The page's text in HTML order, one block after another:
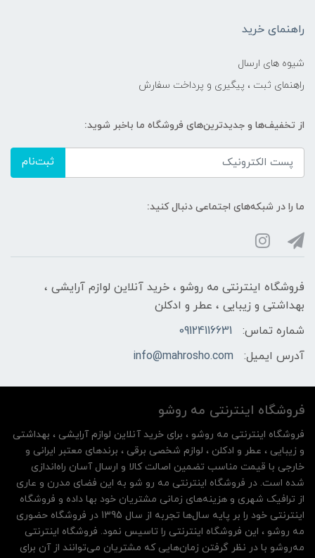
راهنمای خرید
شیوه های ارسال
راهنمای ثبت ، پیگیری و پرداخت سفارش
از تخفیف‌ها و جدیدترین‌های فروشگاه ما باخبر شوید:
ثبت‌نام
ما را در شبکه‌های اجتماعی دنبال کنید:
فروشگاه اینترنتی مه‌ رو‌شو ، خرید آنلاین لوازم آرایشی ،
بهداشتی و زیبایی ، عطر و ادکلن
شماره تماس:
09124116631
آدرس ایمیل:
info@mahrosho.com
فروشگاه اینترنتی مه‌ رو‌شو
فروشگاه اینترنتی مه‌ رو‌شو ، برای خرید آنلاین لوازم آرایشی ، بهداشتی
و زیبایی ، عطر و ادکلن ، لوازم شخصی برقی ، برندهای معتبر ایرانی و
خارجی با قیمت مناسب تضمین اصالت کالا و ارسال آسان راه‌اندازی
شده است. در فروشگاه اینترنتی مه رو شو به این فضای مدرن و عاری
از ترافیک شهری و هزینه‌های زمانی مشتریان خود بها داده و فروشگاه
اینترنتی خود را بر پایه سال‌ها تجربه از سال 1395 در فروشگاه حضوری
مه روشو ، این فروشگاه اینترنتی را تاسیس نمود. فروشگاه اینترنتی
مه‌رو‌شو با در نظر گرفتن زمان‌هایی که مشتریان می‌توانند از آن‌ برای